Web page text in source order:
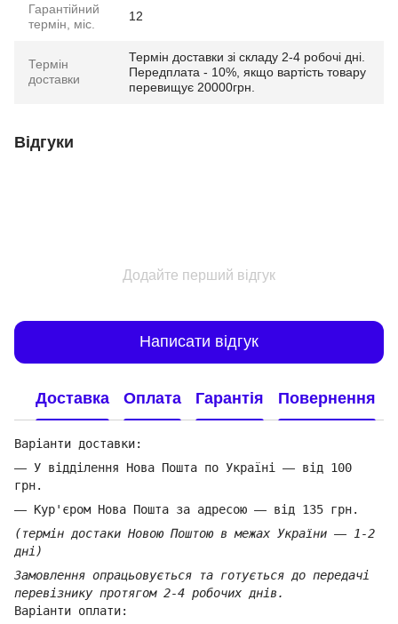
Гарантійний
термін, міс.
12
Термін
доставки
Термін доставки зі складу 2-4 робочі дні.
Передплата - 10%, якщо вартість товару
перевищує 20000грн.
Відгуки
Додайте перший відгук
Написати відгук
Доставка Оплата Гарантія Повернення
Варіанти доставки:
— У відділення Нова Пошта по Україні — від 100
грн.
— Кур'єром Нова Пошта за адресою — від 135 грн.
(термін достаки Новою Поштою в межах України — 1-2
дні)
Замовлення опрацьовується та готується до передачі
перевізнику протягом 2-4 робочих днів.
Варіанти оплати: